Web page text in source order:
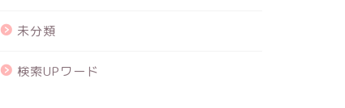
未分類
検索UPワード